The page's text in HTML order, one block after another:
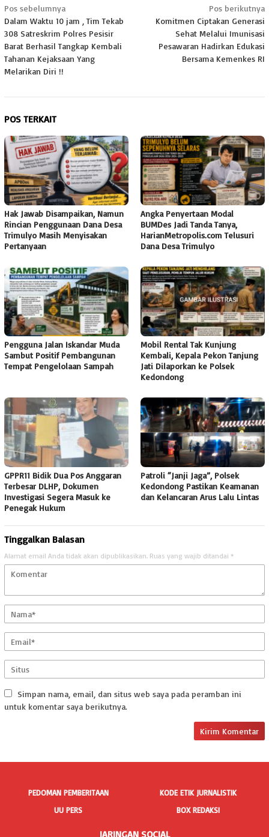
Navigasi
pos
Pos sebelumnya
Dalam Waktu 10 jam , Tim Tekab
308 Satreskrim Polres Pesisir
Barat Berhasil Tangkap Kembali
Tahanan Kejaksaan Yang
Melarikan Diri !!
Pos berikutnya
Komitmen Ciptakan Generasi
Sehat Melalui Imunisasi
Pesawaran Hadirkan Edukasi
Bersama Kemenkes RI
POS TERKAIT
Hak Jawab Disampaikan, Namun
Rincian Penggunaan Dana Desa
Trimulyo Masih Menyisakan
Pertanyaan
Angka Penyertaan Modal
BUMDes Jadi Tanda Tanya,
HarianMetropolis.com Telusuri
Dana Desa Trimulyo
Pengguna Jalan Iskandar Muda
Sambut Positif Pembangunan
Tempat Pengelolaan Sampah
Mobil Rental Tak Kunjung
Kembali, Kepala Pekon Tanjung
Jati Dilaporkan ke Polsek
Kedondong
GPPR11 Bidik Dua Pos Anggaran
Terbesar DLHP, Dokumen
Investigasi Segera Masuk ke
Penegak Hukum
Patroli “Janji Jaga”, Polsek
Kedondong Pastikan Keamanan
dan Kelancaran Arus Lalu Lintas
Tinggalkan Balasan
Alamat email Anda tidak akan dipublikasikan. Ruas yang wajib ditandai *
Simpan nama, email, dan situs web saya pada peramban ini
untuk komentar saya berikutnya.
PEDOMAN PEMBERITAAN
KODE ETIK JURNALISTIK
UU PERS
BOX REDAKSI
JARINGAN SOCIAL